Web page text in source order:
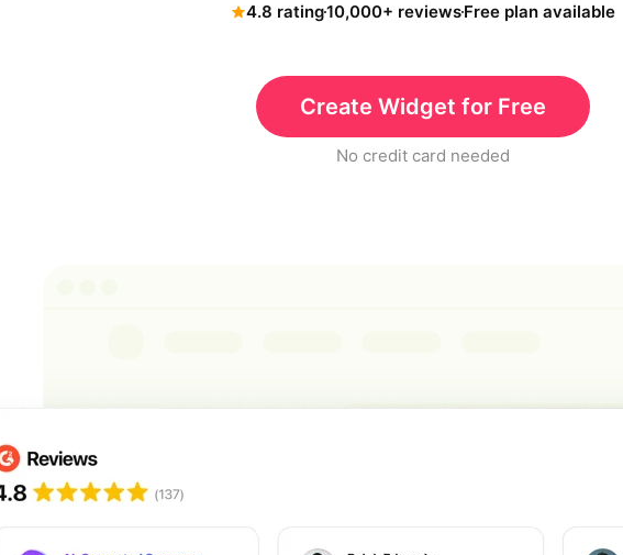
4.8 rating10,000+ reviewsFree plan available
Create Widget for Free
No credit card needed